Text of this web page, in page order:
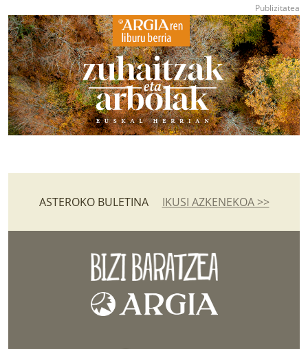
ASTEROKO BULETINA IKUSI AZKENEKOA >>